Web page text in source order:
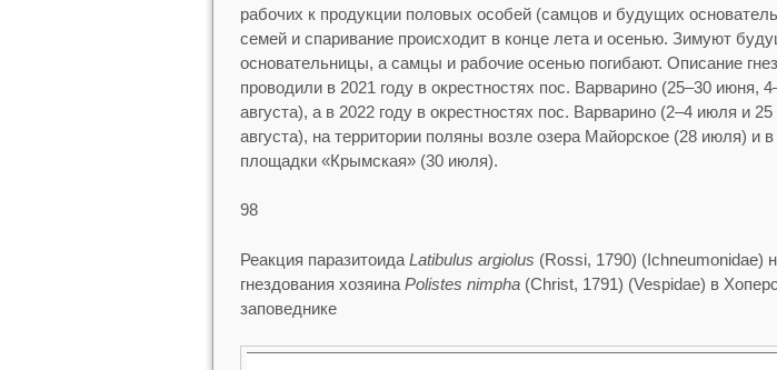
рабочих к продукции половых особей (самцов и будущих
семей и спаривание происходит в конце лета и осенью. Зимуют
основательницы, а самцы и рабочие осенью погибают. Описание
проводили в 2021 году в окрестностях пос. Варварино (25–30 июня,
августа), а в 2022 году в окрестностях пос. Варварино (2–4 июля и
августа), на территории поляны возле озера Майорское (28 июля) и
площадки «Крымская» (30 июля).
98
Реакция паразитоида Latibulus argiolus (Rossi, 1790) (Ichneumonidae)
гнездования хозяина Polistes nimpha(Christ, 1791) (Vespidae) в
заповеднике